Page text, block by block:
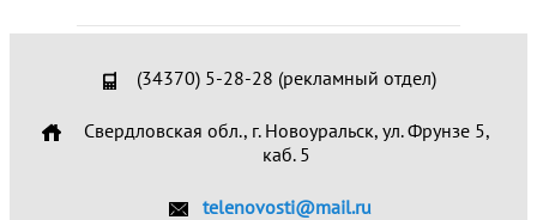
(34370) 5-28-28 (рекламный отдел)
Свердловская обл., г. Новоуральск, ул. Фрунзе 5,
каб. 5
telenovosti@mail.ru